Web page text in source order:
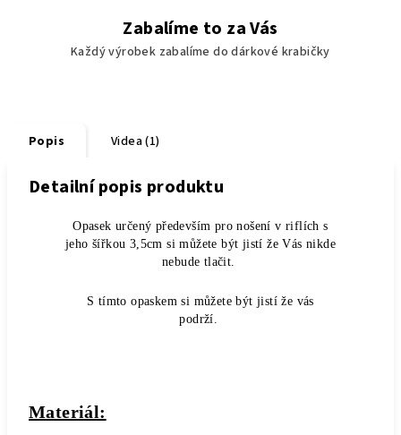
Zabalíme to za Vás
Každý výrobek zabalíme do dárkové krabičky
Popis Videa (1)
Detailní popis produktu
Opasek určený především pro nošení v riflích s
jeho šířkou 3,5cm si můžete být jistí že Vás nikde
nebude tlačit.
S tímto opaskem si můžete být jistí že vás
podrží.
Materiál: